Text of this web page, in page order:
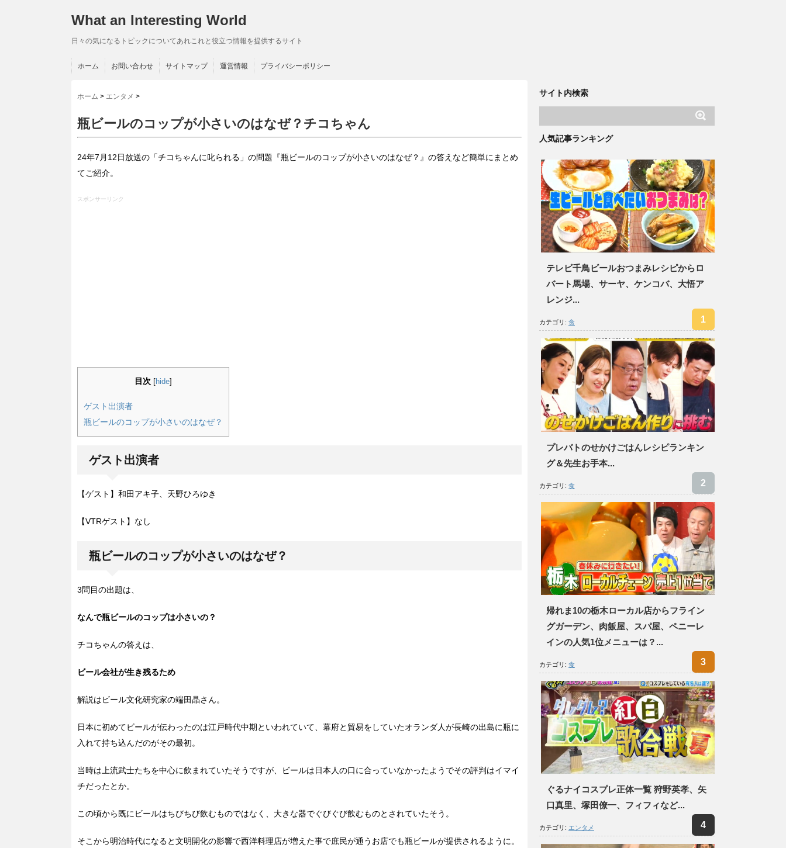
What an Interesting World
日々の気になるトピックについてあれこれと役立つ情報を提供するサイト
ホーム お問い合わせ サイトマップ 運営情報 プライバシーポリシー
ホーム > エンタメ >
瓶ビールのコップが小さいのはなぜ？チコちゃん
24年7月12日放送の「チコちゃんに叱られる」の問題『瓶ビールのコップが小さいのはなぜ？』の答えなど簡単にまとめ
てご紹介。
スポンサーリンク
目次 [hide]
ゲスト出演者
瓶ビールのコップが小さいのはなぜ？
ゲスト出演者
【ゲスト】和田アキ子、天野ひろゆき
【VTRゲスト】なし
瓶ビールのコップが小さいのはなぜ？
3問目の出題は、
なんで瓶ビールのコップは小さいの？
チコちゃんの答えは、
ビール会社が生き残るため
解説はビール文化研究家の端田晶さん。
日本に初めてビールが伝わったのは江戸時代中期といわれていて、幕府と貿易をしていたオランダ人が長崎の出島に瓶に
入れて持ち込んだのがその最初。
当時は上流武士たちを中心に飲まれていたそうですが、ビールは日本人の口に合っていなかったようでその評判はイマイ
チだったとか。
この頃から既にビールはちびちび飲むものではなく、大きな器でぐびぐび飲むものとされていたそう。
そこから明治時代になると文明開化の影響で西洋料理店が増えた事で庶民が通うお店でも瓶ビールが提供されるように。
サイト内検索
人気記事ランキング
テレビ千鳥ビールおつまみレシピからロ
バート馬場、サーヤ、ケンコバ、大悟ア
レンジ...
カテゴリ: 食
プレバトのせかけごはんレシピランキン
グ＆先生お手本...
カテゴリ: 食
帰れま10の栃木ローカル店からフライン
グガーデン、肉飯屋、スパ屋、ペニーレ
インの人気1位メニューは？...
カテゴリ: 食
ぐるナイコスプレ正体一覧 狩野英孝、矢
口真里、塚田僚一、フィフィなど...
カテゴリ: エンタメ